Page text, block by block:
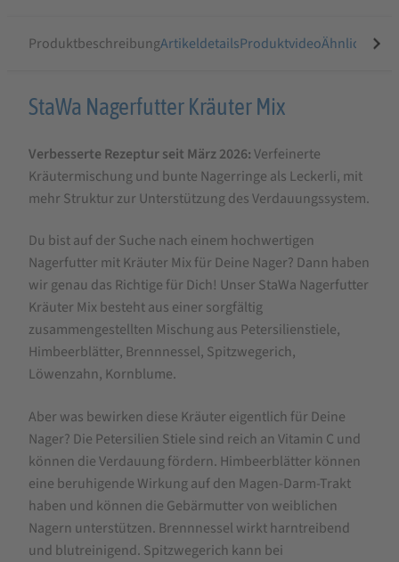
ProduktbeschreibungArtikeldetailsProduktvideoÄhnliche
Produktbeschreibung
StaWa
Nagerfutter
mit
6
Kräutern
|
ohne
Gentechnik
StaWa Nagerfutter Kräuter Mix
Verbesserte Rezeptur seit März 2026:Verfeinerte
Kräutermischung und bunte Nagerringe als Leckerli, mit
mehr Struktur zur Unterstützung des Verdauungssystem.
Du bist auf der Suche nach einem hochwertigen
Nagerfutter mit Kräuter Mix für Deine Nager? Dann haben
wir genau das Richtige für Dich! Unser StaWa Nagerfutter
Kräuter Mix besteht aus einer sorgfältig
zusammengestellten Mischung aus Petersilienstiele,
Himbeerblätter, Brennnessel, Spitzwegerich,
Löwenzahn, Kornblume.
Aber was bewirken diese Kräuter eigentlich für Deine
Nager? Die Petersilien Stiele sind reich an Vitamin C und
können die Verdauung fördern. Himbeerblätter können
eine beruhigende Wirkung auf den Magen-Darm-Trakt
haben und können die Gebärmutter von weiblichen
Nagern unterstützen. Brennnessel wirkt harntreibend
und blutreinigend. Spitzwegerich kann bei